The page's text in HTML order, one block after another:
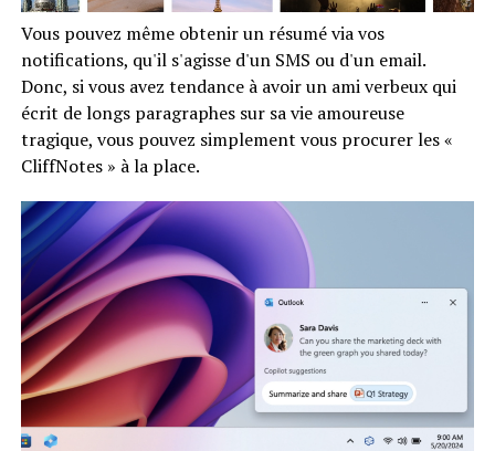
Vous pouvez même obtenir un résumé via vos
notifications, qu'il s'agisse d'un SMS ou d'un email.
Donc, si vous avez tendance à avoir un ami verbeux qui
écrit de longs paragraphes sur sa vie amoureuse
tragique, vous pouvez simplement vous procurer les «
CliffNotes » à la place.